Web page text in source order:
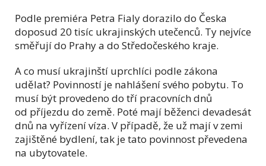
Podle premiéra Petra Fialy dorazilo do Česka
doposud 20 tisíc ukrajinských utečenců. Ty nejvíce
směřují do Prahy a do Středočeského kraje.
A co musí ukrajinští uprchlíci podle zákona
udělat? Povinností je nahlášení svého pobytu. To
musí být provedeno do tří pracovních dnů
od příjezdu do země. Poté mají běženci devadesát
dnů na vyřízení víza. V případě, že už mají v zemi
zajištěné bydlení, tak je tato povinnost převedena
na ubytovatele.